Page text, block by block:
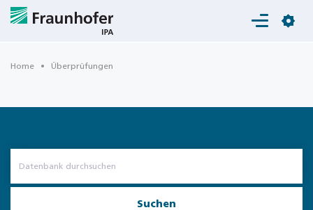
Login
Home Überprüfungen
Suchen